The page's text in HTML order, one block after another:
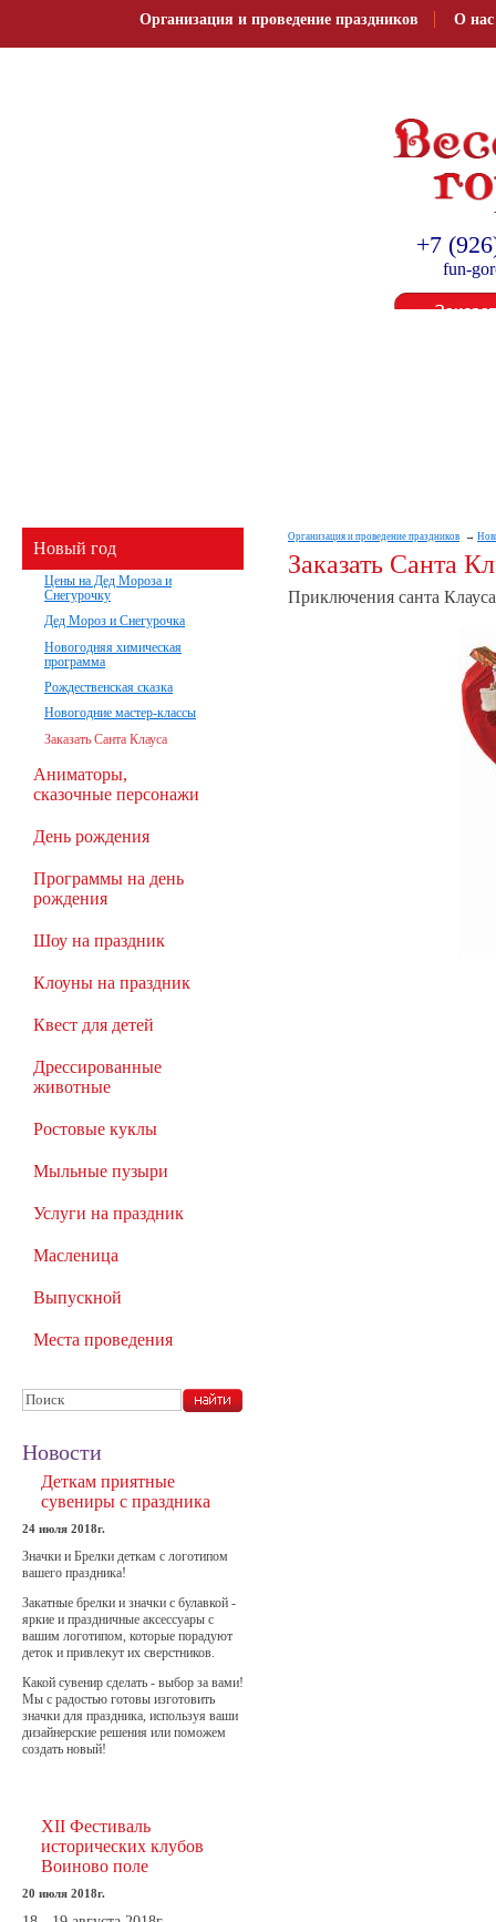
Организация и проведение праздников О нас
+7
fun-
Организация и проведение праздников
Заказать Санта
Приключения санта
Новый год
Цены на Дед Мороза и
Снегурочку
Дед Мороз и Снегурочка
Новогодняя химическая
программа
Рождественская сказка
Новогодние мастер-классы
Заказать Санта Клауса
Аниматоры,
сказочные персонажи
День рождения
Программы на день
рождения
Шоу на праздник
Клоуны на праздник
Квест для детей
Дрессированные
животные
Ростовые куклы
Мыльные пузыри
Услуги на праздник
Масленица
Выпускной
Места проведения
Новости
Деткам приятные
сувениры с праздника
24 июля 2018г.
Значки и Брелки деткам с логотипом
вашего праздника!
Закатные брелки и значки с булавкой -
яркие и праздничные аксессуары с
вашим логотипом, которые порадуют
деток и привлекут их сверстников.
Какой сувенир сделать - выбор за вами!
Мы с радостью готовы изготовить
значки для праздника, используя ваши
дизайнерские решения или поможем
создать новый!
XII Фестиваль
исторических клубов
Воиново поле
20 июля 2018г.